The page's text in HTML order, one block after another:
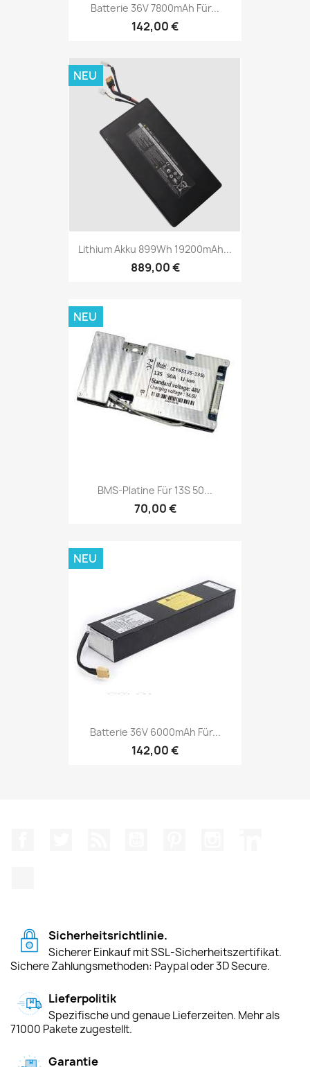
Batterie 36V 7800mAh Für...
142,00 €
Lithium Akku 899Wh 19200mAh...
889,00 €
NEU
BMS-Platine Für 13S 50...
70,00 €
NEU
Batterie 36V 6000mAh Für...
142,00 €
NEU
Sicherheitsrichtlinie.
Sicherer Einkauf mit SSL-Sicherheitszertifikat.
Sichere Zahlungsmethoden: Paypal oder 3D Secure.
Lieferpolitik
Spezifische und genaue Lieferzeiten. Mehr als
71000 Pakete zugestellt.
Garantie